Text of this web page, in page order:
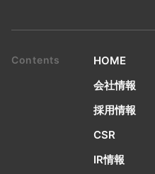
HOME
会社情報
採用情報
CSR
IR情報